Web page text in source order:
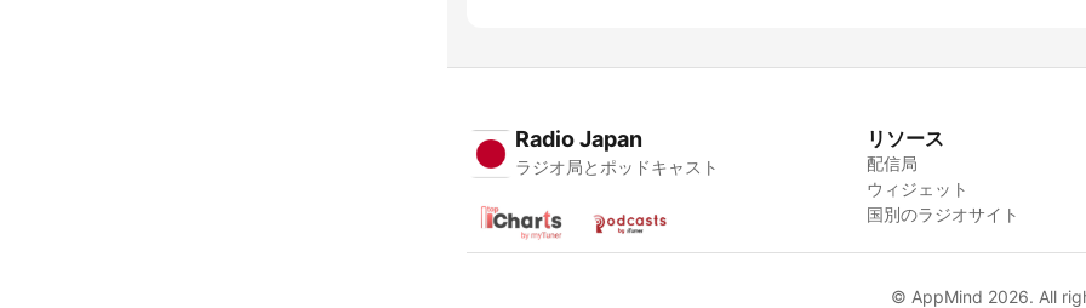
Radio Japan
ラジオ局とポッドキャスト
リソース
配信局
ウィジェット
国別のラジオサイト
© AppMind 2026. All